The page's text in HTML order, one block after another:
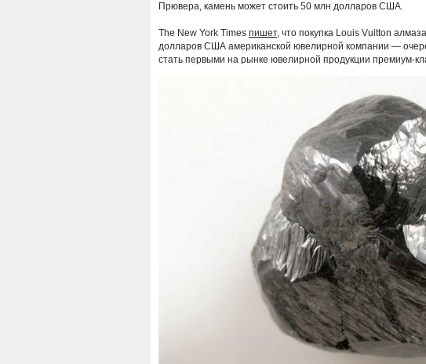
Прювера, камень может стоить 50 млн долларов США.
The New York Times пишет, что покупка Louis Vuitton
долларов США американской ювелирной компании —
стать первыми на рынке ювелирной продукции премиум-